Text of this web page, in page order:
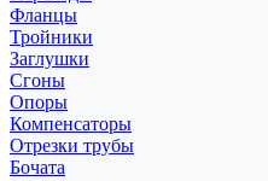
Фланцы
Тройники
Заглушки
Сгоны
Опоры
Компенсаторы
Отрезки трубы
Бочата